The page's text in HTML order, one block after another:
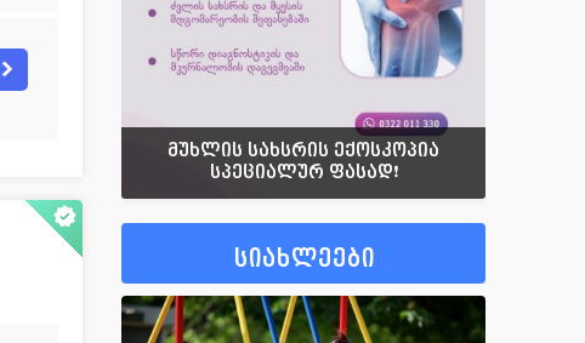
მუხლის სახსრის ექოსკოპია
სპეციალურ ფასად❗️
სიახლეები